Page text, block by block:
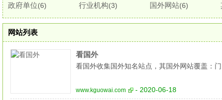
政府单位(6) 行业机构(3) 国外网站(6)
网站列表
看国外
看国外收集国外知名站点，其国外网站覆盖：
www.kguowai.com - 2020-06-18